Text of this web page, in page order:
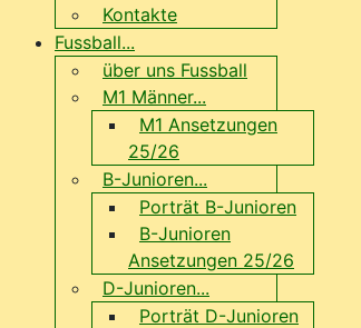
Kontakte
Fussball...
über uns Fussball
M1 Männer...
M1 Ansetzungen
25/26
B-Junioren...
Porträt B-Junioren
B-Junioren
Ansetzungen 25/26
D-Junioren...
Porträt D-Junioren